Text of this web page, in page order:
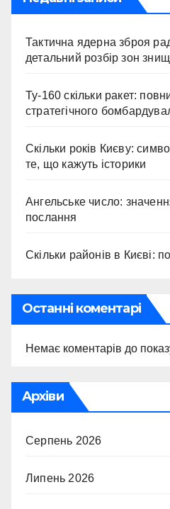
Тактична ядерна зброя
детальний розбір зон
Ту-160 скільки ракет:
стратегічного
Скільки років Києву:
те, що кажуть історики
Ангельське число:
послання
Скільки районів в Києві:
Останні коментарі
Немає коментарів до
Архіви
Серпень 2026
Липень 2026